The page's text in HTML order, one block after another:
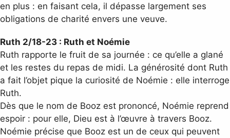
en plus : en faisant cela, il dépasse largement ses
obligations de charité envers une veuve.
Ruth 2/18-23 : Ruth et Noémie
Ruth rapporte le fruit de sa journée : ce qu’elle a glané
et les restes du repas de midi. La générosité dont Ruth
a fait l’objet pique la curiosité de Noémie : elle interroge
Ruth.
Dès que le nom de Booz est prononcé, Noémie reprend
espoir : pour elle, Dieu est à l’œuvre à travers Booz.
Noémie précise que Booz est un de ceux qui peuvent